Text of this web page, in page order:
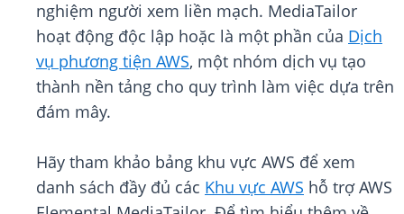
nghiệm người xem liền mạch. MediaTailor
hoạt động độc lập hoặc là một phần của Dịch
vụ phương tiện AWS, một nhóm dịch vụ tạo
thành nền tảng cho quy trình làm việc dựa trên
đám mây.
Hãy tham khảo bảng khu vực AWS để xem
danh sách đầy đủ các Khu vực AWS hỗ trợ AWS